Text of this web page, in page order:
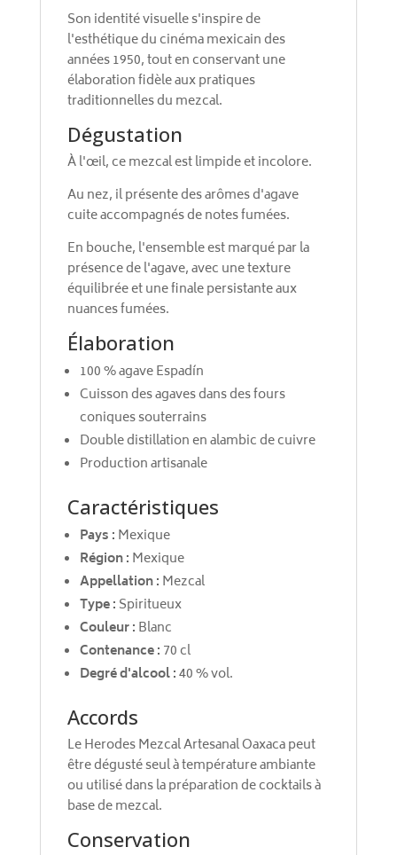
Son identité visuelle s'inspire de
l'esthétique du cinéma mexicain des
années 1950, tout en conservant une
élaboration fidèle aux pratiques
traditionnelles du mezcal.
Dégustation
À l'œil, ce mezcal est limpide et incolore.
Au nez, il présente des arômes d'agave
cuite accompagnés de notes fumées.
En bouche, l'ensemble est marqué par la
présence de l'agave, avec une texture
équilibrée et une finale persistante aux
nuances fumées.
Élaboration
100 % agave Espadín
Cuisson des agaves dans des fours
coniques souterrains
Double distillation en alambic de cuivre
Production artisanale
Caractéristiques
Pays : Mexique
Région : Mexique
Appellation : Mezcal
Type : Spiritueux
Couleur : Blanc
Contenance : 70 cl
Degré d'alcool :40 % vol.
Accords
Le Herodes Mezcal Artesanal Oaxaca peut
être dégusté seul à température ambiante
ou utilisé dans la préparation de cocktails à
base de mezcal.
Conservation